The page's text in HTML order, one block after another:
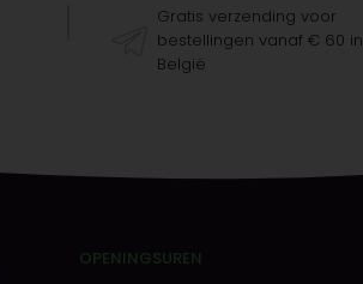
Gratis verzending voor
bestellingen vanaf € 60 in
België
OPENINGSUREN